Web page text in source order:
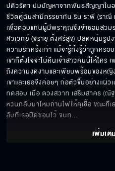
ปดิวรัดา ปมปัญหาจากพันธสัญญาใน
ชีวิตคู่ฉันสามีภรรยากัน ริน ระพี (ราณี
เพื่อตอบแทนผู้มีพระคุณจึงจำยอมสวม
ศิวเวทย์ (จิรายุ ตั้งศรีสุข) ปลัดหนุ่มรูป
ความรักครั้งเก่า แม้จะรู้ทั้งรู้ว่าถูกคร
เขาก็ตั้งใจจะไม่คืนเจ้าสาวคนนี้ให้ใคร
ถึงความงดงามและเพียบพร้อมของหญิ
เขาและเธอจึงค่อยๆ ก่อตัวขึ้นอย่างแ
ทดสอบ เมื่อ ดวงสวาท เสริมสาคร (ณั
หวนกลับมาโหมถ่านไฟให้คุเชื้อ ขณะที่
ลับที่เธอปิดซ่อนไว้ จนท...
เพิ่มเติม